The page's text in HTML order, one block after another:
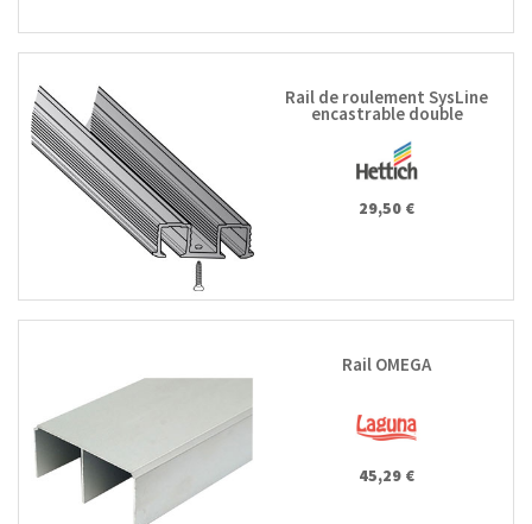
Rail de roulement SysLine
encastrable double
29,50 €
Rail OMEGA
45,29 €